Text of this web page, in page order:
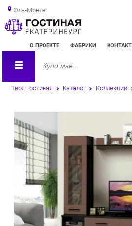
Эль-Монте
О ПРОЕКТЕ ФАБРИКИ КОНТАКТЫ
Твоя Гостиная Каталог Коллекции